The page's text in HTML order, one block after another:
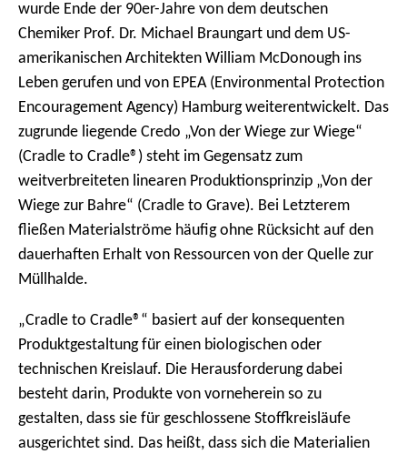
wurde Ende der 90er-Jahre von dem deutschen
Chemiker Prof. Dr. Michael Braungart und dem US-
amerikanischen Architekten William McDonough ins
Leben gerufen und von EPEA (Environmental Protection
Encouragement Agency) Hamburg weiterentwickelt. Das
zugrunde liegende Credo „Von der Wiege zur Wiege“
(Cradle to Cradle®) steht im Gegensatz zum
weitverbreiteten linearen Produktionsprinzip „Von der
Wiege zur Bahre“ (Cradle to Grave). Bei Letzterem
fließen Materialströme häufig ohne Rücksicht auf den
dauerhaften Erhalt von Ressourcen von der Quelle zur
Müllhalde.
„Cradle to Cradle®“ basiert auf der konsequenten
Produktgestaltung für einen biologischen oder
technischen Kreislauf. Die Herausforderung dabei
besteht darin, Produkte von vorneherein so zu
gestalten, dass sie für geschlossene Stoffkreisläufe
ausgerichtet sind. Das heißt, dass sich die Materialien